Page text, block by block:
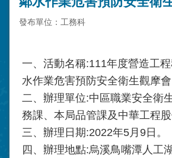
發布單位：工務科
一、活動名稱:111年度營造工
水作業危害預防安全衛生觀摩會
二、辦理單位:中區職業安全衛
務課、本局品管課及中華工程
三、辦理日期:2022年5月9日。
四、辦理地點:烏溪鳥嘴潭人工